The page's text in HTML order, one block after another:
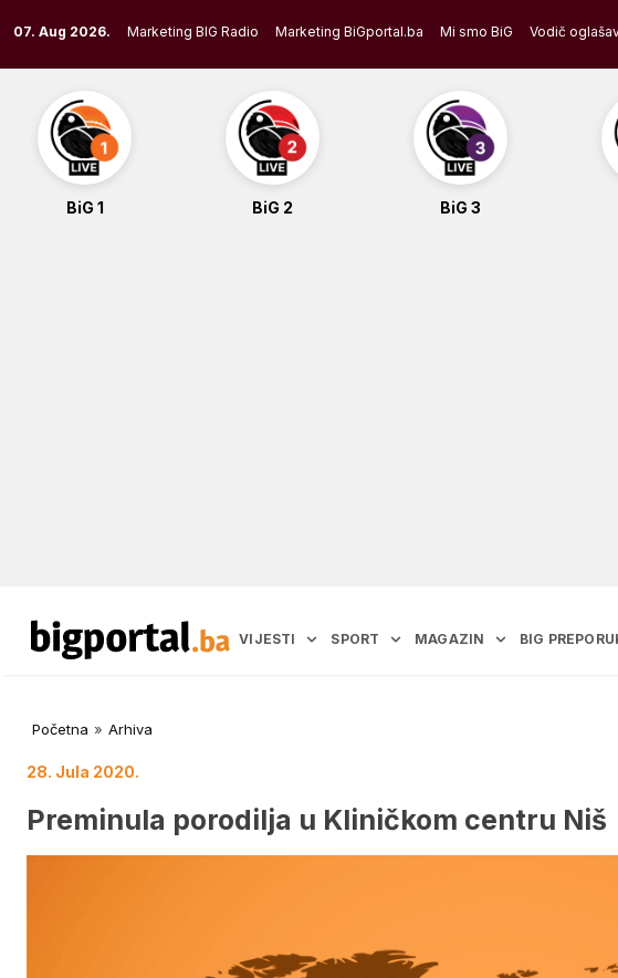
to
content
07. Aug 2026. Marketing BIG Radio Marketing BiGportal.ba Mi smo BiG Vodič
BiG 1 BiG 2 BiG 3
VIJESTI SPORT MAGAZIN BIG
Početna » Arhiva
28. Jula 2020.
Preminula porodilja u Kliničkom centru Niš